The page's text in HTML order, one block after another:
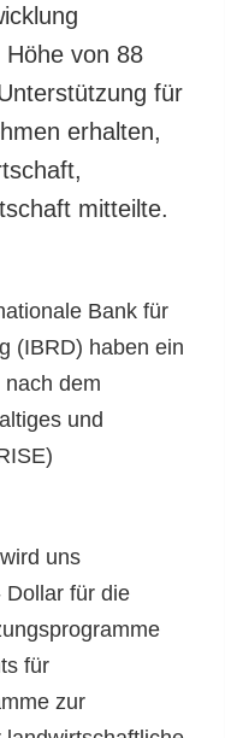
Höhe von 88
für
erhalten,
mitteilte.
Bank für
(IBRD) haben ein
dem
und
uns
Dollar für die
für
zur